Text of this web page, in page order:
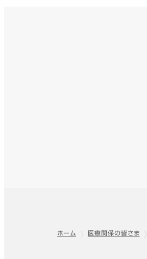
ホーム 医療関係の皆さま